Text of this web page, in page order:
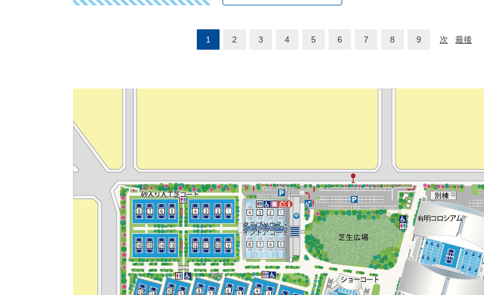
1 2 3 4 5 6 7 8 9 次 最後